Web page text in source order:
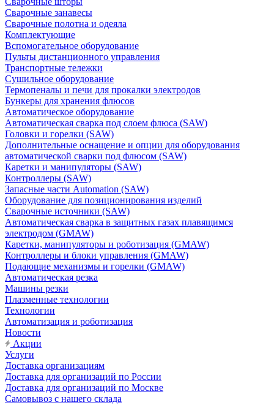
Сварочные занавесы
Сварочные полотна и одеяла
Комплектующие
Вспомогательное оборудование
Пульты дистанционного управления
Транспортные тележки
Сушильное оборудование
Термопеналы и печи для прокалки электродов
Бункеры для хранения флюсов
Автоматическое оборудование
Автоматическая сварка под слоем флюса (SAW)
Головки и горелки (SAW)
Дополнительные оснащение и опции для оборудования
автоматической сварки под флюсом (SAW)
Каретки и манипуляторы (SAW)
Контроллеры (SAW)
Запасные части Automation (SAW)
Оборудование для позиционирования изделий
Сварочные источники (SAW)
Автоматическая сварка в защитных газах плавящимся
электродом (GMAW)
Каретки, манипуляторы и роботизация (GMAW)
Контроллеры и блоки управления (GMAW)
Подающие механизмы и горелки (GMAW)
Автоматическая резка
Машины резки
Плазменные технологии
Технологии
Автоматизация и роботизация
Новости
Акции
Услуги
Доставка организациям
Доставка для организаций по России
Доставка для организаций по Москве
Самовывоз с нашего склада